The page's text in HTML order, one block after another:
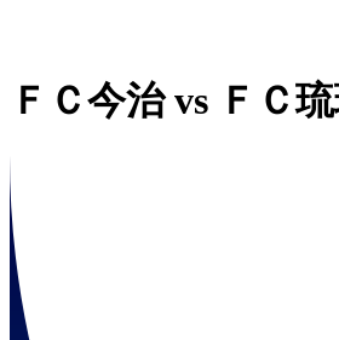
ＦＣ今治vs ＦＣ